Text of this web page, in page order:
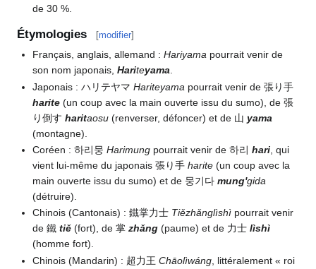
de 30 %.
Étymologies [modifier]
Français, anglais, allemand :Hariyama pourrait venir de
son nom japonais,Hariteyama
Japonais : ハリテヤマHariteyama pourrait venir de 張り手
harite (un coup avec la main ouverte issu du sumo), de 張
り倒すharitaosu (renverser, défoncer) et de 山 yama
(montagne).
Coréen : 하리뭉Harimung pourrait venir de 하리hari , qui
vient lui-même du japonais 張り手harite (un coup avec la
main ouverte issu du sumo) et de 뭉기다mung'gida
(détruire).
Chinois (Cantonais) : 鐵掌力士 Tiězhǎnglìshì pourrait venir
de 鐵tiě (fort), de 掌zhǎng (paume) et de 力士lìshì
(homme fort).
Chinois (Mandarin) : 超力王Chāolìwáng , littéralement « roi